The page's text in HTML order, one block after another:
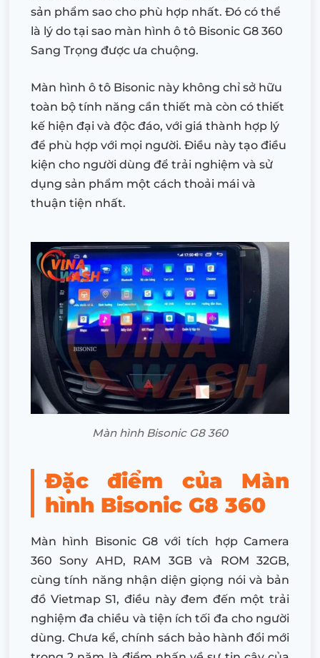
sản phẩm sao cho phù hợp nhất. Đó có thể
là lý do tại sao màn hình ô tô Bisonic G8 360
Sang Trọng được ưa chuộng.
Màn hình ô tô Bisonic này không chỉ sở hữu
toàn bộ tính năng cần thiết mà còn có thiết
kế hiện đại và độc đáo, với giá thành hợp lý
để phù hợp với mọi người. Điều này tạo điều
kiện cho người dùng để trải nghiệm và sử
dụng sản phẩm một cách thoải mái và
thuận tiện nhất.
Màn hình Bisonic G8 360
Đặc điểm của Màn
hình Bisonic G8 360
Màn hình Bisonic G8 với tích hợp Camera
360 Sony AHD, RAM 3GB và ROM 32GB,
cùng tính năng nhận diện giọng nói và bản
đồ Vietmap S1, điều này đem đến một trải
nghiệm đa chiều và tiện ích tối đa cho người
dùng. Chưa kể, chính sách bảo hành đổi mới